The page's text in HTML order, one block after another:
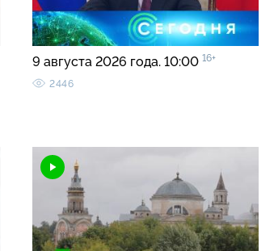
9 августа 2026 года. 10:00 16+
2446